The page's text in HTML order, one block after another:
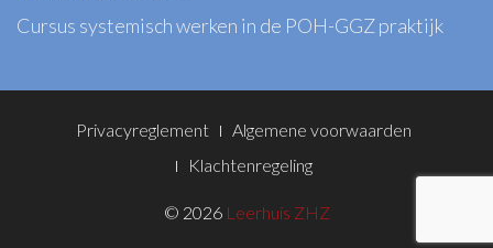
Cursus systemisch werken in de POH-GGZ praktijk
Footer
Privacyreglement
Algemene voorwaarden
Klachtenregeling
© 2026 Leerhuis ZHZ